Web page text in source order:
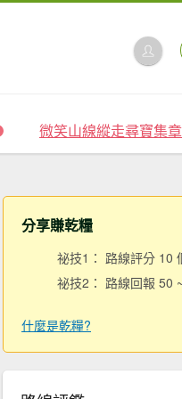
微笑山線縱走尋寶集章
分享賺乾糧
祕技1： 路線評分 10
祕技2： 路線回報 50
什麼是乾糧?